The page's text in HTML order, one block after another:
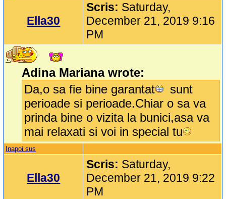
Ella30
Scris: Saturday,
December 21, 2019 9:16
PM
Adina Mariana wrote:
Da,o sa fie bine garantat
sunt
perioade si perioade.Chiar o sa va
prinda bine o vizita la bunici,asa va
mai relaxati si voi in special tu
Inapoi sus
Ella30
Scris: Saturday,
December 21, 2019 9:22
PM